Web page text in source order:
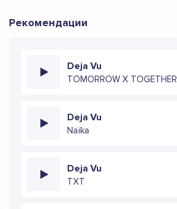
Рекомендации
Deja Vu
TOMORROW X TOGETHER
Deja Vu
Naïka
Deja Vu
TXT